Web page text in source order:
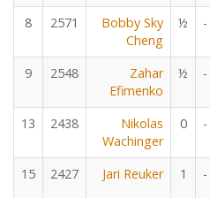
8 2571
Bobby Sky
Cheng
½ -
9 2548
Zahar
Efimenko
½ -
13 2438
Nikolas
Wachinger
0 -
15 2427 Jari Reuker 1 -